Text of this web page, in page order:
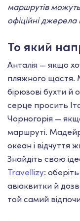
маршрутів
офіційні
То який
Анталія — якщо
пляжного щастя.
бірюзові бухти й
серце просить
Чорногорія —
маршруті.
океан і відчуття
Знайдіть свою
Travellizy:
авіаквитки й
той самий